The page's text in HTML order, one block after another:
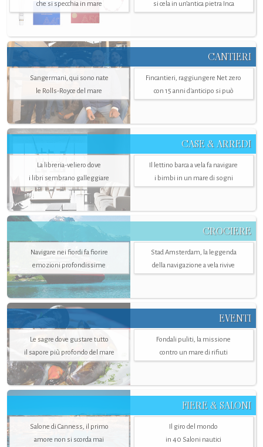
che si specchia in mare
si cela in un’antica pietra Inca
CANTIERI
Sangermani, qui sono nate
le Rolls-Royce del mare
Fincantieri, raggiungere Net zero
con 15 anni d'anticipo si può
CASE & ARREDI
La libreria-veliero dove
i libri sembrano galleggiare
Il lettino barca a vela fa navigare
i bimbi in un mare di sogni
CROCIERE
Navigare nei fiordi fa fiorire
emozioni profondissime
Stad Amsterdam, la leggenda
della navigazione a vela rivive
EVENTI
Le sagre dove gustare tutto
il sapore più profondo del mare
Fondali puliti, la missione
contro un mare di rifiuti
FIERE & SALONI
Salone di Canness, il primo
amore non si scorda mai
Il giro del mondo
in 40 Saloni nautici